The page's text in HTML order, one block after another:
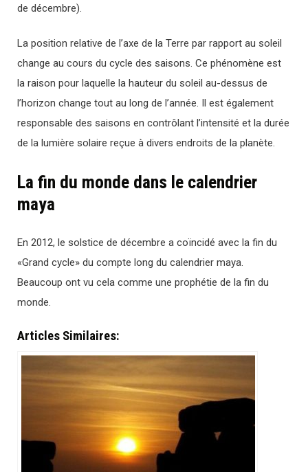
de décembre).
La position relative de l’axe de la Terre par rapport au soleil
change au cours du cycle des saisons. Ce phénomène est
la raison pour laquelle la hauteur du soleil au-dessus de
l’horizon change tout au long de l’année. Il est également
responsable des saisons en contrôlant l’intensité et la durée
de la lumière solaire reçue à divers endroits de la planète.
La fin du monde dans le calendrier
maya
En 2012, le solstice de décembre a coïncidé avec la fin du
«Grand cycle» du compte long du calendrier maya.
Beaucoup ont vu cela comme une prophétie de la fin du
monde.
Articles Similaires: